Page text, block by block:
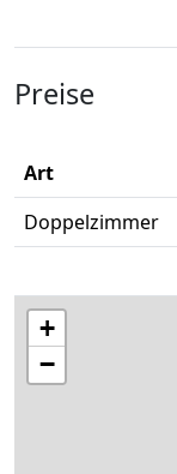
Preise
Art
Doppelzimmer
+
−